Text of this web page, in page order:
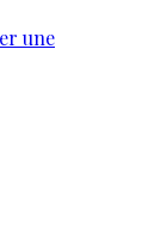
une